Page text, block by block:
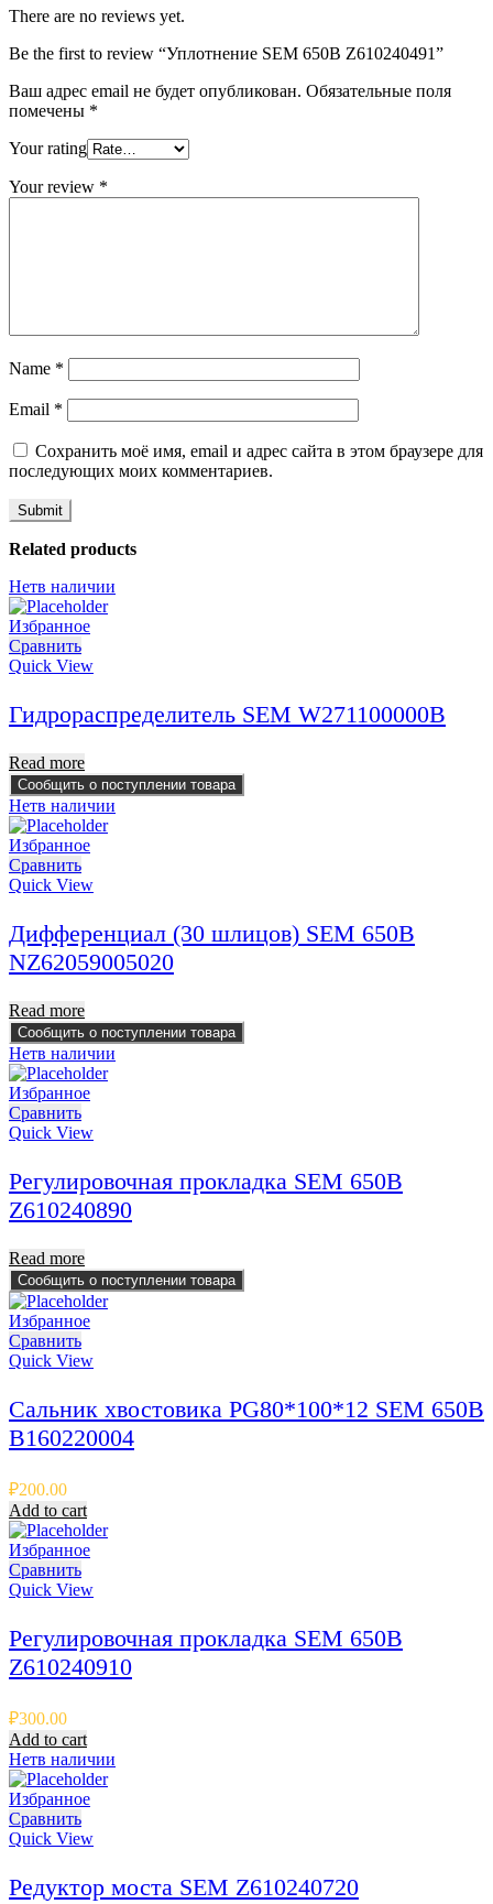
There are no reviews yet.
Be the first to review “Уплотнение SEM 650B Z610240491”
Ваш адрес email не будет опубликован. Обязательные поля
помечены *
Your rating
Your review *
Name *
Email *
Сохранить моё имя, email и адрес сайта в этом браузере для
последующих моих комментариев.
Related products
Нетв наличии
Избранное
Сравнить
Quick View
Гидрораспределитель SEM W271100000B
Read more
Сообщить о поступлении товара
Нетв наличии
Избранное
Сравнить
Quick View
Дифференциал (30 шлицов) SEM 650B
NZ62059005020
Read more
Сообщить о поступлении товара
Нетв наличии
Избранное
Сравнить
Quick View
Регулировочная прокладка SEM 650B
Z610240890
Read more
Сообщить о поступлении товара
Избранное
Сравнить
Quick View
Сальник хвостовика PG80*100*12 SEM 650B
B160220004
₽200.00
Add to cart
Избранное
Сравнить
Quick View
Регулировочная прокладка SEM 650B
Z610240910
₽300.00
Add to cart
Нетв наличии
Избранное
Сравнить
Quick View
Редуктор моста SEM Z610240720